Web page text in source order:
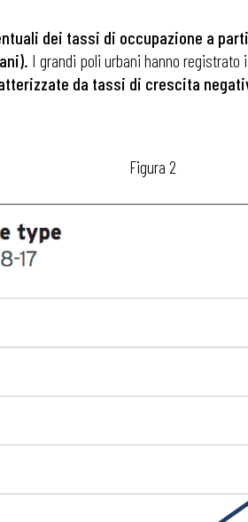
dei tassi di occupazione a
I grandi poli urbani hanno
da tassi di crescita
Figura 2